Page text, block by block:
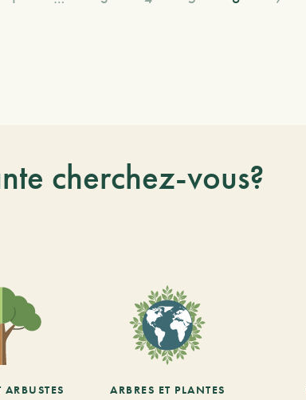
cherchez-vous?
ARBUSTES
ARBRES ET PLANTES